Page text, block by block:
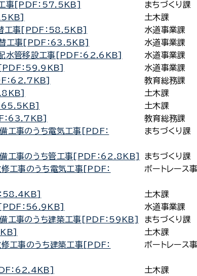
工事[PDF：57.5KB]
まちづくり課
土木課
工事[PDF：58.5KB]
水道事業課
工事[PDF：63.5KB]
水道事業課
水管移設工事[PDF：62.6KB]
水道事業課
[PDF：59.9KB]
水道事業課
：62.7KB]
教育総務課
土木課
65.5KB]
土木課
：63.7KB]
教育総務課
工事のうち電気工事[PDF：
まちづくり課
工事のうち管工事[PDF：62.8KB]
まちづくり課
工事のうち電気工事[PDF：
ボートレース
58.4KB]
土木課
[PDF：56.9KB]
水道事業課
工事のうち建築工事[PDF：59KB]
まちづくり課
土木課
工事のうち建築工事[PDF：
ボートレース
：62.4KB]
土木課